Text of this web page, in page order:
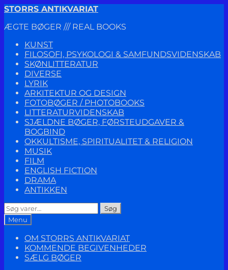
Spring
navigation
Spring
indhold
STORRS ANTIKVARIAT
ÆGTE BØGER /// REAL BOOKS
KUNST
FILOSOFI, PSYKOLOGI & SAMFUNDSVIDENSKAB
SKØNLITTERATUR
DIVERSE
LYRIK
ARKITEKTUR OG DESIGN
FOTOBØGER / PHOTOBOOKS
LITTERATURVIDENSKAB
SJÆLDNE BØGER, FØRSTEUDGAVER &
BOGBIND
OKKULTISME, SPIRITUALITET & RELIGION
MUSIK
FILM
ENGLISH FICTION
DRAMA
ANTIKKEN
Søg
efter:
Søg
Menu
OM STORRS ANTIKVARIAT
KOMMENDE BEGIVENHEDER
SÆLG BØGER